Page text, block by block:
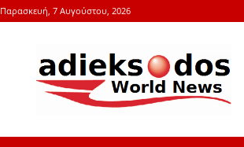
Παρασκευή, 7 Αυγούστου, 2026
adieksodos.gr